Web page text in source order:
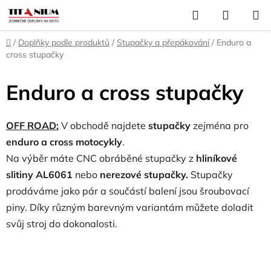
Přejít
na
obsah
Hledat
KOŠÍK
Domů
/ Doplňky podle produktů / Stupačky a přepákování / Enduro a
cross stupačky
Enduro a cross stupačky
OFF ROAD: V obchodě najdete stupačky zejména pro
enduro a cross motocykly.
Na výběr máte CNC obráběné stupačky z hliníkové
slitiny AL6061 nebo nerezové stupačky. Stupačky
prodáváme jako pár a součástí balení jsou šroubovací
piny. Díky různým barevným variantám můžete doladit
svůj stroj do dokonalosti.